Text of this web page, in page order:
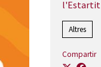
l'Estartit
Altres
Compartir